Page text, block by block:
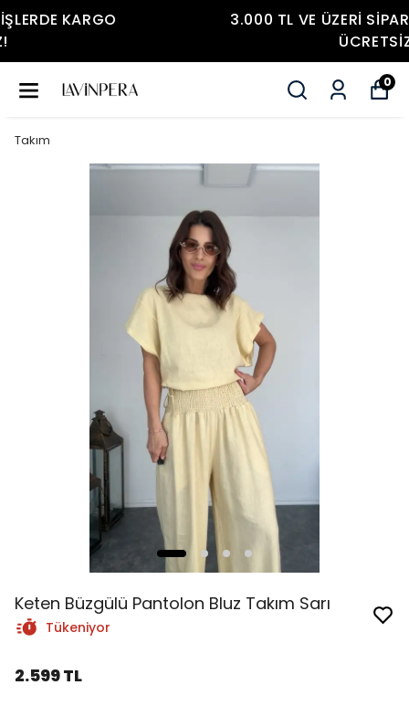
3.000 TL VE ÜZERI SIPARIŞLERDE KARGO
0
Takım
Keten Büzgülü Pantolon Bluz Takım Sarı
Tükeniyor
2.599 TL